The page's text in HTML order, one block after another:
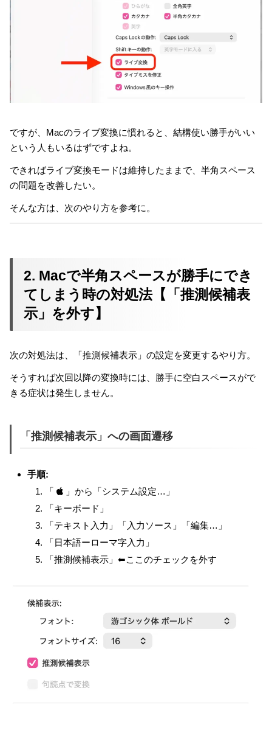
ですが、Macのライブ変換に慣れると、結構使い勝手がいい
という人もいるはずですよね。
できればライブ変換モードは維持したままで、半角スペース
の問題を改善したい。
そんな方は、次のやり方を参考に。
2. Macで半角スペースが勝手にでき
てしまう時の対処法【「推測候補表
示」を外す】
次の対処法は、「推測候補表示」の設定を変更するやり方。
そうすれば次回以降の変換時には、勝手に空白スペースがで
きる症状は発生しません。
「推測候補表示」への画面遷移
手順:
「
」から「システム設定…」
「キーボード」
「テキスト入力」「入力ソース」「編集…」
「日本語ーローマ字入力」
「推測候補表示」⬅︎ここのチェックを外す